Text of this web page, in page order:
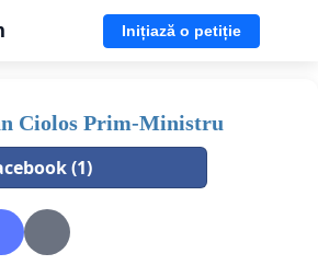
Inițiază o petiție
Ciolos Prim-Ministru
(1)